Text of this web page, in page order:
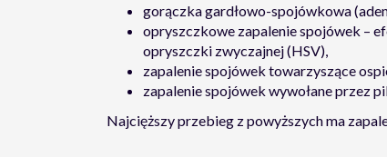
gorączka gardłowo-spojówkowa
opryszczkowe zapalenie spojówek –
opryszczki zwyczajnej (HSV),
zapalenie spojówek towarzyszące
zapalenie spojówek wywołane przez
Najcięższy przebieg z powyższych ma